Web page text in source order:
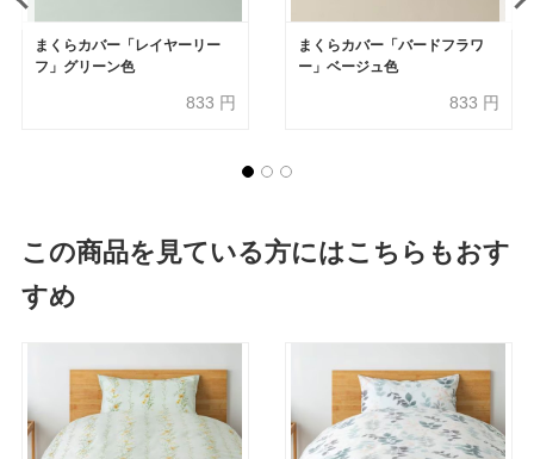
まくらカバー「レイヤーリー
フ」グリーン色
833 円
まくらカバー「バードフラワ
ー」ベージュ色
833 円
この商品を見ている方にはこちらもおす
すめ